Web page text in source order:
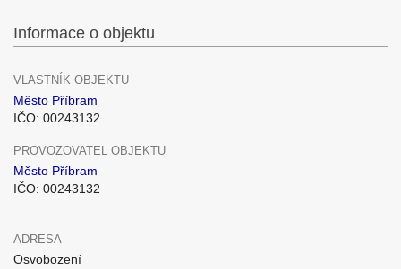
Informace o objektu
VLASTNÍK OBJEKTU
Město Příbram
IČO: 00243132
PROVOZOVATEL OBJEKTU
Město Příbram
IČO: 00243132
ADRESA
Osvobození